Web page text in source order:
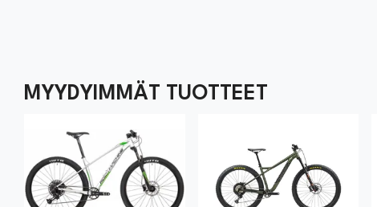
MYYDYIMMÄT TUOTTEET